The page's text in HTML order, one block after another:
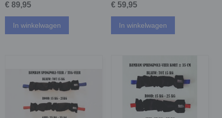
€ 89,95
In winkelwagen
€ 59,95
In winkelwagen